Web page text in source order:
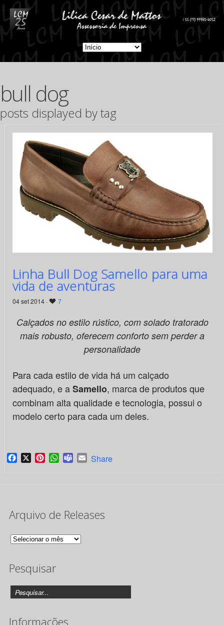
bull dog
posts displayed by tag
Linha Bull Dog Samello para uma
vida de aventuras
04 set 2014 · 7
Calçados no estilo rústico, com solado tratorado
mais robusto, oferecem conforto sem perder a
personalidade
Para cada estilo de vida há um calçado
adequado, e aSamello, marca de produtos que
combinam alta qualidade e tecnologia, possui o
modelo certo para cada um deles.
Facebook
X PinterestWhatsApp
TeamsEmail
Share
Arquivo de Releases
Arquivo
Releases
Pesquisar
Informações